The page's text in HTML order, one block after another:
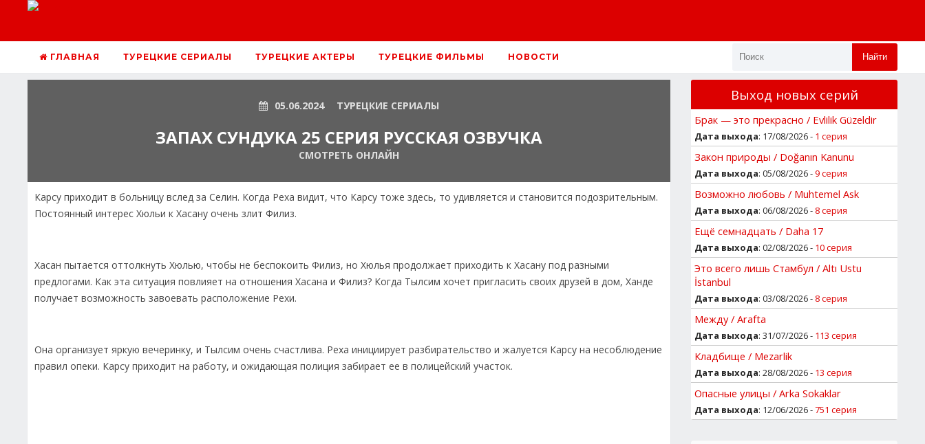
ГЛАВНАЯ ТУРЕЦКИЕ СЕРИАЛЫ ТУРЕЦКИЕ АКТЕРЫ ТУРЕЦКИЕ ФИЛЬМЫ НОВОСТИ Найти
05.06.2024 ТУРЕЦКИЕ СЕРИАЛЫ
ЗАПАХ СУНДУКА 25 СЕРИЯ РУССКАЯ ОЗВУЧКА
СМОТРЕТЬ ОНЛАЙН
Карсу приходит в больницу вслед за Селин. Когда Реха видит, что Карсу тоже здесь, то удивляется и становится подозрительным.
Постоянный интерес Хюльи к Хасану очень злит Филиз.
Хасан пытается оттолкнуть Хюлью, чтобы не беспокоить Филиз, но Хюлья продолжает приходить к Хасану под разными
предлогами. Как эта ситуация повлияет на отношения Хасана и Филиз? Когда Тылсим хочет пригласить своих друзей в дом, Ханде
получает возможность завоевать расположение Рехи.
Она организует яркую вечеринку, и Тылсим очень счастлива. Реха инициирует разбирательство и жалуется Карсу на несоблюдение
правил опеки. Карсу приходит на работу, и ожидающая полиция забирает ее в полицейский участок.
Выход новых серий
Брак — это прекрасно / Evlilik Güzeldir
Дата выхода: 17/08/2026 - 1 серия
Закон природы / Doğanın Kanunu
Дата выхода: 05/08/2026 -9 серия
Возможно любовь / Muhtemel Ask
Дата выхода: 06/08/2026 - 8 серия
Ещё семнадцать / Daha 17
Дата выхода: 02/08/2026 - 10 серия
Это всего лишь Стамбул / Altı Ustu
İstanbul
Дата выхода: 03/08/2026 - 8 серия
Между / Arafta
Дата выхода: 31/07/2026 - 113 серия
Кладбище / Mezarlik
Дата выхода: 28/08/2026 - 13 серия
Опасные улицы / Arka Sokaklar
Дата выхода: 12/06/2026 -751 серия